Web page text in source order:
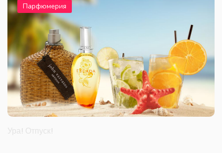
Парфюмерия